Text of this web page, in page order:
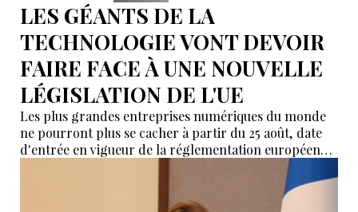
LES GÉANTS DE LA
TECHNOLOGIE VONT DEVOIR
FAIRE FACE À UNE NOUVELLE
LÉGISLATION DE L'UE
Les plus grandes entreprises numériques du monde
ne pourront plus se cacher à partir du 25 août, date
d'entrée en vigueur de la réglementation européenne
la plus stricte en matière de contenu en ligne depuis